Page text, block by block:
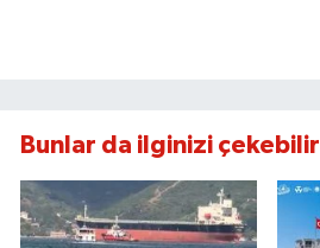
Bunlar da ilginizi çekebilir